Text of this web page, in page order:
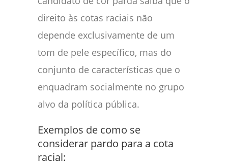
direito às cotas raciais não
depende exclusivamente de um
tom de pele específico, mas do
conjunto de características que o
enquadram socialmente no grupo
alvo da política pública.
Exemplos de como se
considerar pardo para a cota
racial: